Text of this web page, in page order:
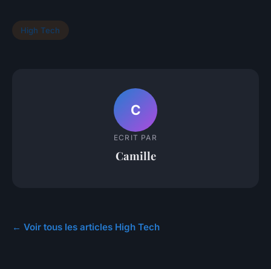
High Tech
C
ECRIT PAR
Camille
← Voir tous les articles High Tech